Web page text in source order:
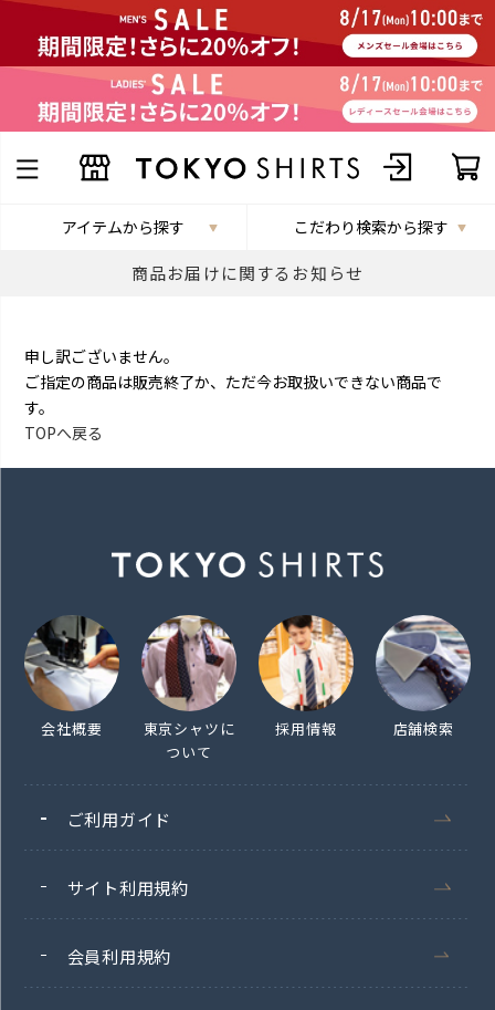
アイテムから探す こだわり検索から探す
商品お届けに関するお知らせ
申し訳ございません。
ご指定の商品は販売終了か、ただ今お取扱いできない商品で
す。
TOPへ戻る
会社概要
東京シャツに
ついて
採用情報 店舗検索
ご利用ガイド
サイト利用規約
会員利用規約